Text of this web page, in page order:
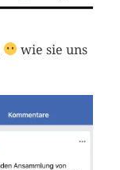
wie sie uns